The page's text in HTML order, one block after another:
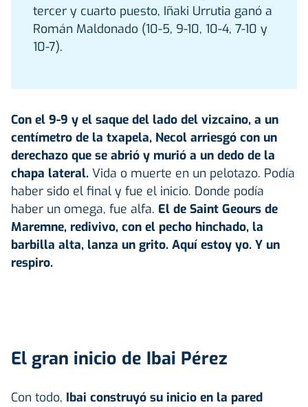
tercer y cuarto puesto, Iñaki Urrutia ganó a
Román Maldonado (10-5, 9-10, 10-4, 7-10 y
10-7).
Con el 9-9 y el saque del lado del vizcaino, a un
centímetro de la txapela, Necol arriesgó con un
derechazo que se abrió y murió a un dedo de la
chapa lateral. Vida o muerte en un pelotazo. Podía
haber sido el final y fue el inicio. Donde podía
haber un omega, fue alfa. El de Saint Geours de
Maremne, redivivo, con el pecho hinchado, la
barbilla alta, lanza un grito. Aquí estoy yo. Y un
respiro.
El gran inicio de Ibai Pérez
Con todo, Ibai construyó su inicio en la pared